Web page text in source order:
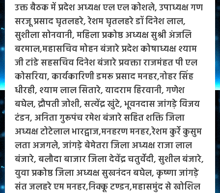
उक्त बैठक में प्रदेश अध्यक्ष एल एल कोशले, उपाध्यक्ष गण
सरजू प्रसाद घृतलहरे, रेशम घृतलहरे डॉ दिनेश लाल,
सुशीला सोनवानी, महिला प्रकोष्ठ अध्यक्ष सुश्री अंजलि
बरमाल,महासचिव मोहन बंजारे प्रदेश कोषाध्यक्ष श्याम
जी टांडे सहसचिव दिनेश बंजारे प्रवक्ता राजमंहत पी एल
कोसरिया, कार्यकारिणी डमरू प्रसाद मनहर,नोहर सिंह
धीरही, श्याम लाल सितारे, यादराम हिरवानी, गणेश
बघेल, द्रौपती जोशी, सत्येंद्र खुंटे, भूवनदास जांगड़े विजय
टंडन, अनिता गुरूपंच रमेश बंजारे सहित शक्ति जिला
अध्यक्ष टोटेलाल भारद्वाज,मनहरण मनहर,रेशम कुर्रे कुसुम
लता अजगले, जांगड़े बेमेतरा जिला अध्यक्ष राजा लाल
बंजारे, बलौदा बाजार जिला देवेंद्र चतुर्वेदी, सुशील बंजारे,
युवा प्रकोष्ठ जिला अध्यक्ष सुखनंदन बघेल, कृष्णा जांगड़े
संत जलहरे एम मनहर,निक्कू टण्डन,महासमुंद से खोशिल